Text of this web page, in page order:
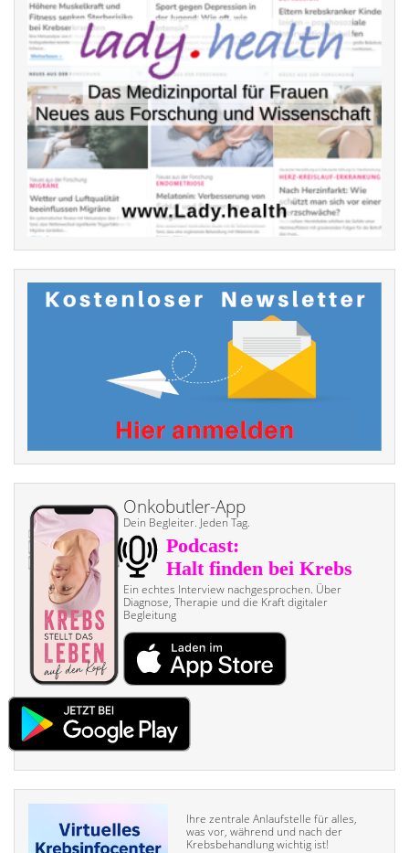
Onkobutler-App
Dein Begleiter. Jeden Tag.
Ein echtes Interview nach­gesprochen. Über
Diagnose, Therapie und die Kraft digitaler
Begleitung
Ihre zentrale Anlaufstelle für alles,
was vor, während und nach der
Krebsbehandlung wichtig ist!